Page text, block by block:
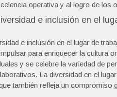
operativa y al logro de los
e inclusión en el
e inclusión en el lugar de
para enriquecer la cultura
y se celebre la variedad de
La diversidad en el
también refleja un compromiso